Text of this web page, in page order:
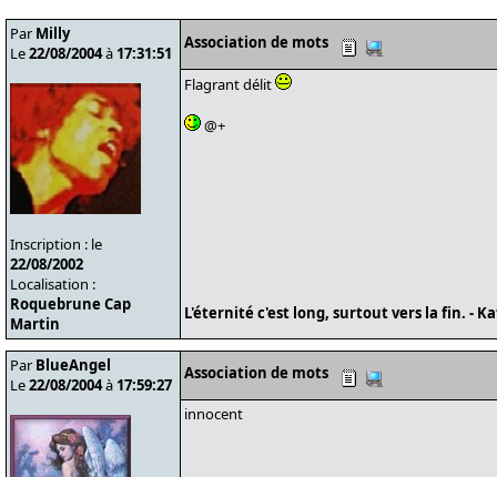
Par Milly
Le22/08/2004à 17:31:51
Inscription : le
22/08/2002
Localisation :
Roquebrune Cap
Martin
Association de mots
Flagrant délit
@+
L'éternité c'est long, surtout vers la fin. -
Par BlueAngel
Le22/08/2004à 17:59:27
Association de mots
innocent